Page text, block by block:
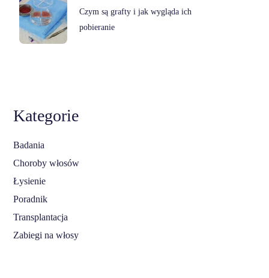
Czym są grafty i jak wygląda ich
pobieranie
Kategorie
Badania
Choroby włosów
Łysienie
Poradnik
Transplantacja
Zabiegi na włosy